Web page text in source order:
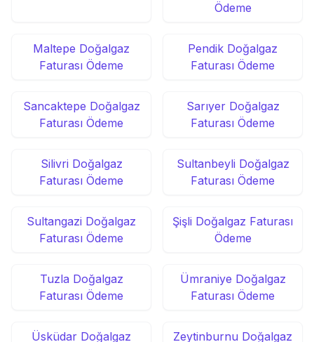
Ödeme
Maltepe Doğalgaz
Faturası Ödeme
Pendik Doğalgaz
Faturası Ödeme
Sancaktepe Doğalgaz
Faturası Ödeme
Sarıyer Doğalgaz
Faturası Ödeme
Silivri Doğalgaz
Faturası Ödeme
Sultanbeyli Doğalgaz
Faturası Ödeme
Sultangazi Doğalgaz
Faturası Ödeme
Şişli Doğalgaz Faturası
Ödeme
Tuzla Doğalgaz
Faturası Ödeme
Ümraniye Doğalgaz
Faturası Ödeme
Üsküdar Doğalgaz
Zeytinburnu Doğalgaz